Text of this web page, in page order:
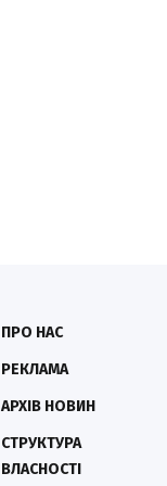
ПРО НАС
РЕКЛАМА
АРХІВ НОВИН
СТРУКТУРА
ВЛАСНОСТІ